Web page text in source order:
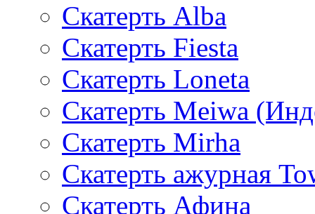
Скатерть Alba
Скатерть Fiesta
Скатерть Loneta
Скатерть Meiwa
Скатерть Mirha
Скатерть ажурная
Скатерть Афина